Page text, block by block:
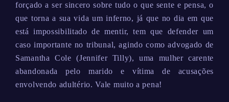
forçado a ser sincero sobre tudo o que sente e pensa, o
que torna a sua vida um inferno, já que no dia em que
está impossibilitado de mentir, tem que defender um
caso importante no tribunal, agindo como advogado de
Samantha Cole (Jennifer Tilly), uma mulher carente
abandonada pelo marido e vítima de acusações
envolvendo adultério. Vale muito a pena!